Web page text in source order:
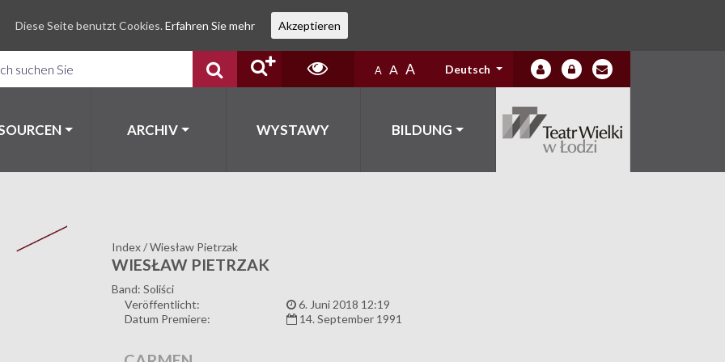
A A A Deutsch
ARCHIV WYSTAWY BILDUNG
Index/Wiesław Pietrzak
WIESŁAW PIETRZAK
Band: Soliści
Veröffentlicht:
6. Juni 2018 12:19
Datum Premiere:
14. September 1991
Diese Seite benutzt Cookies. Erfahren Sie mehr Akzeptieren